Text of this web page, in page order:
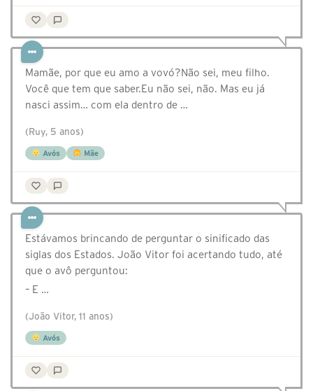
Mamãe, por que eu amo a vovó?Não sei, meu filho.
Você que tem que saber.Eu não sei, não. Mas eu já
nasci assim… com ela dentro de …
(Ruy, 5 anos)
Avós Mãe
Estávamos brincando de perguntar o sinificado das
siglas dos Estados. João Vitor foi acertando tudo, até
que o avô perguntou:
– E …
(João Vitor, 11 anos)
Avós